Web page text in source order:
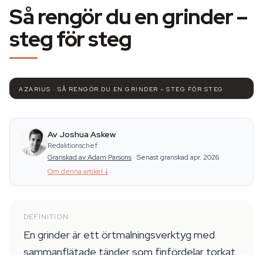
Så rengör du en grinder –
steg för steg
AZARIUS · SÅ RENGÖR DU EN GRINDER – STEG FÖR STEG
Av Joshua Askew
Redaktionschef
Granskad av Adam Parsons · Senast granskad apr. 2026
Om denna artikel ↓
DEFINITION
En grinder är ett örtmalningsverktyg med
sammanflätade tänder som finfördelar torkat